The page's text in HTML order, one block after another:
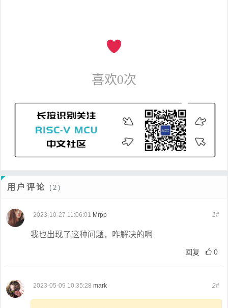
喜欢0次
用户评论 (2)
2023-10-27 11:06:01 Mrpp 1#
我也出现了这种问题，咋解决的啊
回复 0
2023-05-09 10:35:28 mark 2#